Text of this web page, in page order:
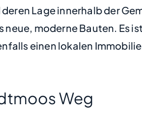
Lage innerhalb der
moderne Bauten. Es
einen lokalen
Weg